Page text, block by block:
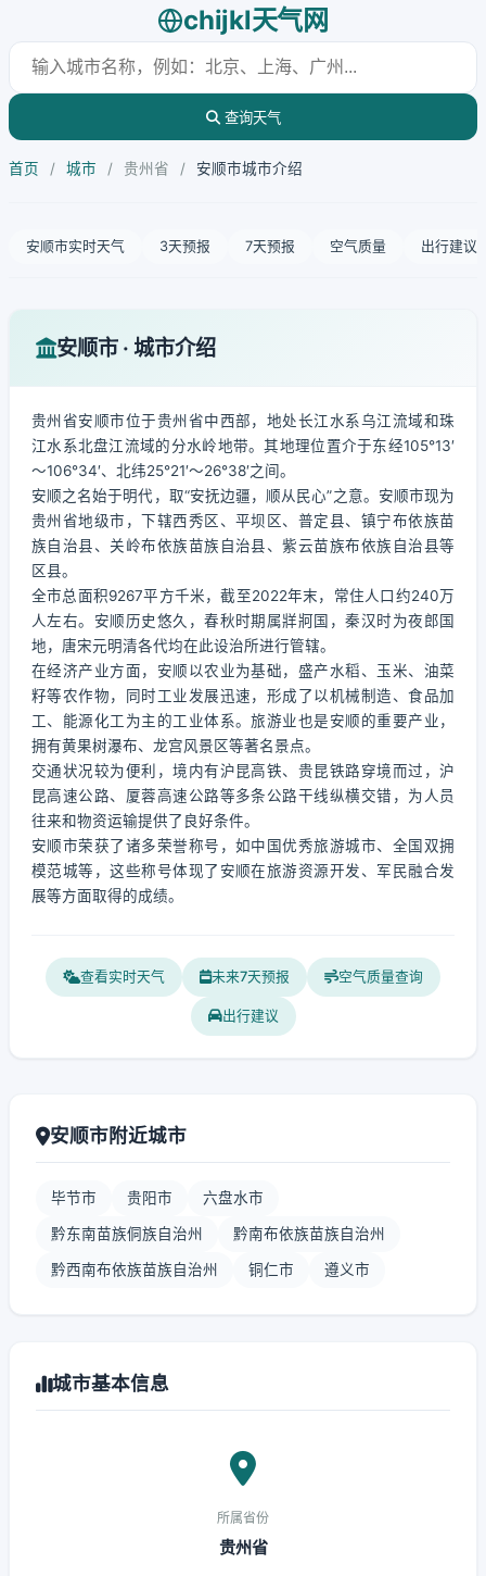
chijkl天气网
查询天气
首页 / 城市 / 贵州省 / 安顺市城市介绍
安顺市实时天气 3天预报 7天预报 空气质量 出行建议
安顺市 · 城市介绍
贵州省安顺市位于贵州省中西部，地处长江水系乌江流域和珠
江水系北盘江流域的分水岭地带。其地理位置介于东经105°13′
～106°34′、北纬25°21′～26°38′之间。
安顺之名始于明代，取“安抚边疆，顺从民心”之意。安顺市现为
贵州省地级市，下辖西秀区、平坝区、普定县、镇宁布依族苗
族自治县、关岭布依族苗族自治县、紫云苗族布依族自治县等
区县。
全市总面积9267平方千米，截至2022年末，常住人口约240万
人左右。安顺历史悠久，春秋时期属牂牁国，秦汉时为夜郎国
地，唐宋元明清各代均在此设治所进行管辖。
在经济产业方面，安顺以农业为基础，盛产水稻、玉米、油菜
籽等农作物，同时工业发展迅速，形成了以机械制造、食品加
工、能源化工为主的工业体系。旅游业也是安顺的重要产业，
拥有黄果树瀑布、龙宫风景区等著名景点。
交通状况较为便利，境内有沪昆高铁、贵昆铁路穿境而过，沪
昆高速公路、厦蓉高速公路等多条公路干线纵横交错，为人员
往来和物资运输提供了良好条件。
安顺市荣获了诸多荣誉称号，如中国优秀旅游城市、全国双拥
模范城等，这些称号体现了安顺在旅游资源开发、军民融合发
展等方面取得的成绩。
查看实时天气 未来7天预报 空气质量查询
出行建议
安顺市附近城市
毕节市 贵阳市 六盘水市
黔东南苗族侗族自治州 黔南布依族苗族自治州
黔西南布依族苗族自治州 铜仁市 遵义市
城市基本信息
所属省份
贵州省